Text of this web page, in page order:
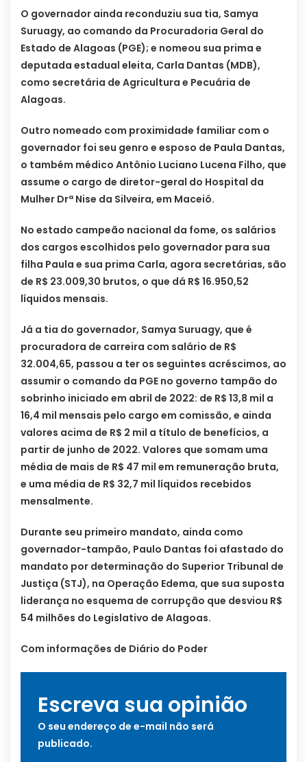
O governador ainda reconduziu sua tia, Samya
Suruagy, ao comando da Procuradoria Geral do
Estado de Alagoas (PGE); e nomeou sua prima e
deputada estadual eleita, Carla Dantas (MDB),
como secretária de Agricultura e Pecuária de
Alagoas.
Outro nomeado com proximidade familiar com o
governador foi seu genro e esposo de Paula Dantas,
o também médico Antônio Luciano Lucena Filho, que
assume o cargo de diretor-geral do Hospital da
Mulher Drª Nise da Silveira, em Maceió.
No estado campeão nacional da fome, os salários
dos cargos escolhidos pelo governador para sua
filha Paula e sua prima Carla, agora secretárias, são
de R$ 23.009,30 brutos, o que dá R$ 16.950,52
líquidos mensais.
Já a tia do governador, Samya Suruagy, que é
procuradora de carreira com salário de R$
32.004,65, passou a ter os seguintes acréscimos, ao
assumir o comando da PGE no governo tampão do
sobrinho iniciado em abril de 2022: de R$ 13,8 mil a
16,4 mil mensais pelo cargo em comissão, e ainda
valores acima de R$ 2 mil a título de benefícios, a
partir de junho de 2022. Valores que somam uma
média de mais de R$ 47 mil em remuneração bruta,
e uma média de R$ 32,7 mil líquidos recebidos
mensalmente.
Durante seu primeiro mandato, ainda como
governador-tampão, Paulo Dantas foi afastado do
mandato por determinação do Superior Tribunal de
Justiça (STJ), na Operação Edema, que sua suposta
liderança no esquema de corrupção que desviou R$
54 milhões do Legislativo de Alagoas.
Com informações de Diário do Poder
Escreva sua opinião
O seu endereço de e-mail não será
publicado.